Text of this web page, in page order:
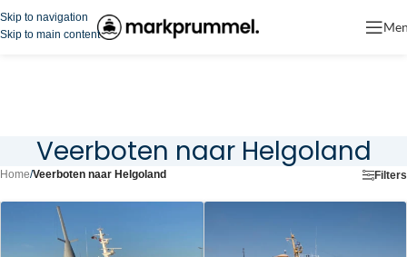
Skip to navigation
Skip to main content
Veerboten naar Helgoland
Home/Veerboten naar Helgoland Filters